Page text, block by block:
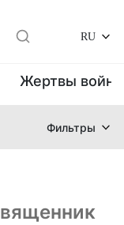
RU
Жертвы
Фильтры